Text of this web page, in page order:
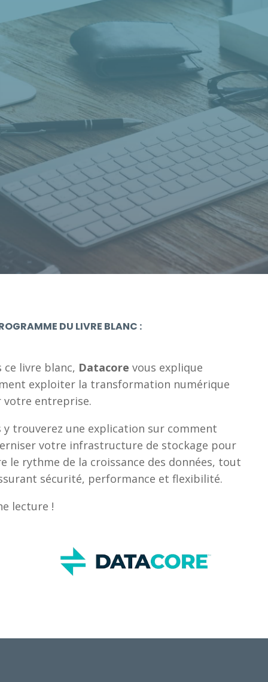
J'autorise Almeria à utiliser les
informations fournies dans ce
formulaire afin de traiter ma
demande et recevoir des
informations.
DU LIVRE BLANC :
ce livre blanc, Datacore vous explique
exploiter la transformation numérique
votre entreprise.
y trouverez une explication sur comment
votre infrastructure de stockage pour
le rythme de la croissance des données, tout
sécurité, performance et flexibilité.
lecture !